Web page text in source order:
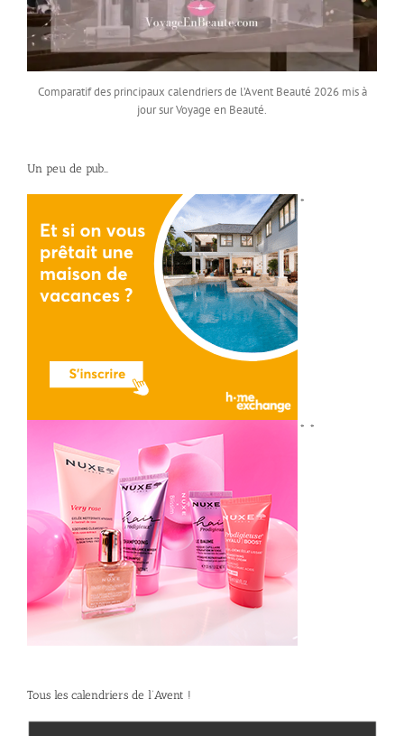
Comparatif des principaux calendriers de l’Avent Beauté 2026 mis à
jour sur Voyage en Beauté.
Un peu de pub…
*
* *
Tous les calendriers de l’Avent !